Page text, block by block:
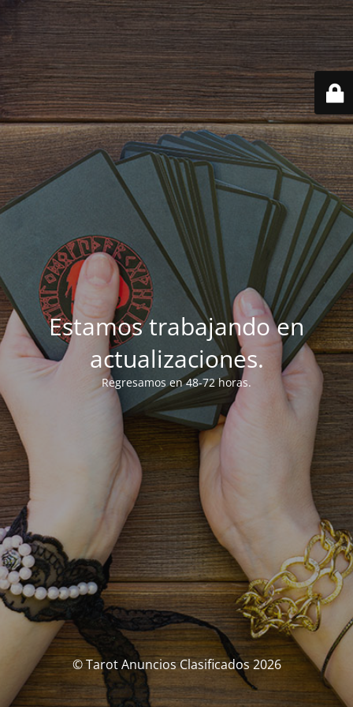
Estamos trabajando en
actualizaciones.
Regresamos en 48-72 horas.
© Tarot Anuncios Clasificados 2026